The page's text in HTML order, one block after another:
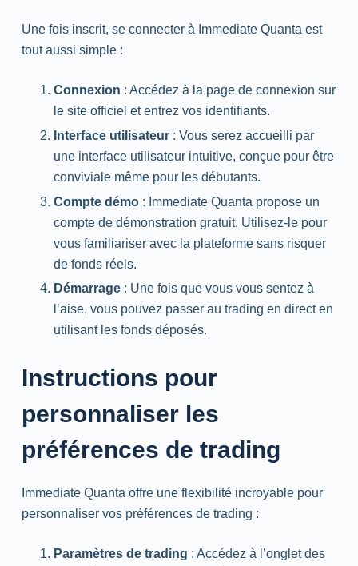
Une fois inscrit, se connecter à Immediate Quanta est
tout aussi simple :
Connexion : Accédez à la page de connexion sur
le site officiel et entrez vos identifiants.
Interface utilisateur: Vous serez accueilli par
une interface utilisateur intuitive, conçue pour être
conviviale même pour les débutants.
Compte démo: Immediate Quanta propose un
compte de démonstration gratuit. Utilisez-le pour
vous familiariser avec la plateforme sans risquer
de fonds réels.
Démarrage: Une fois que vous vous sentez à
l’aise, vous pouvez passer au trading en direct en
utilisant les fonds déposés.
Instructions pour
personnaliser les
préférences de trading
Immediate Quanta offre une flexibilité incroyable pour
personnaliser vos préférences de trading :
Paramètres de trading : Accédez à l’onglet des